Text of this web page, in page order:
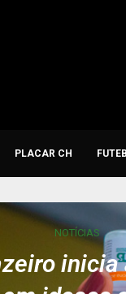
PLACAR CH
NOTÍCIAS